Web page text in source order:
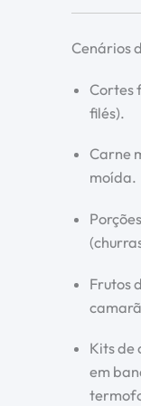
Cenários
Cortes
filés).
Carne
moída.
Frutos
Kits de
em